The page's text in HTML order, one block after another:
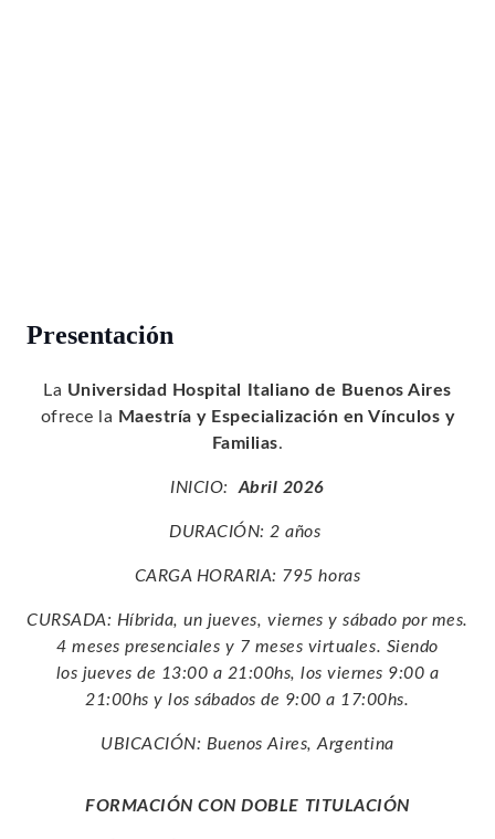
Presentación
La Universidad Hospital Italiano de Buenos Aires
ofrece la Maestría y Especialización en Vínculos y
Familias.
INICIO: Abril 2026
DURACIÓN: 2 años
CARGA HORARIA: 795 horas
CURSADA: Híbrida, un jueves, viernes y sábado por mes.
4 meses presenciales y 7 meses virtuales. Siendo
los jueves de 13:00 a 21:00hs, los viernes 9:00 a
21:00hs y los sábados de 9:00 a 17:00hs.
UBICACIÓN: Buenos Aires, Argentina
FORMACIÓN CON DOBLE TITULACIÓN